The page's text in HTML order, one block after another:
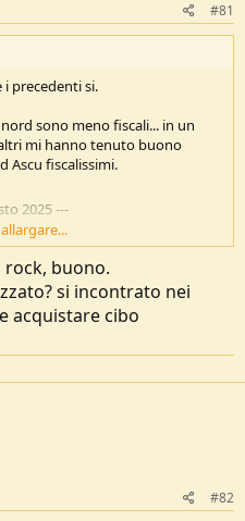
#81
i precedenti si.
sono meno fiscali... in un
mi hanno tenuto buono
Ascu fiscalissimi.
2025---
1. Solo in un paio di casi,
usato la tecnica big rock little
buono.
si incontrato nei
acquistare cibo
#82